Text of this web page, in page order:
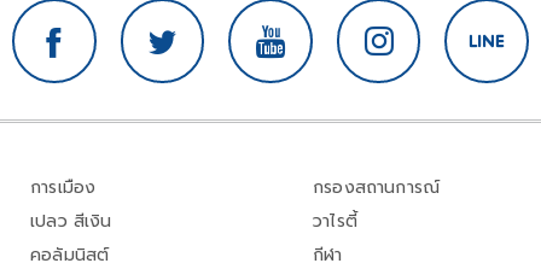
การเมือง
เปลว สีเงิน
คอลัมนิสต์
กรองสถานการณ์
วาไรตี้
กีฬา